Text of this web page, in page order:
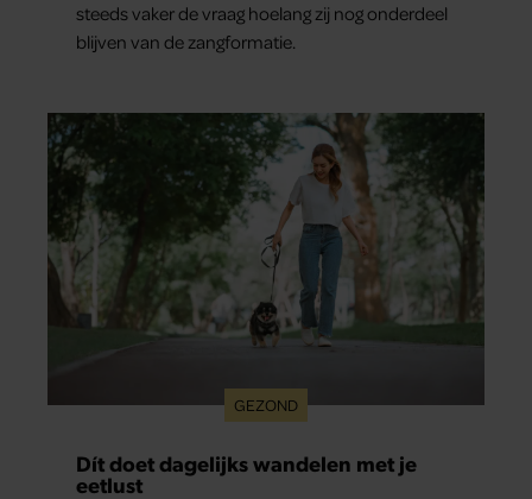
steeds vaker de vraag hoelang zij nog onderdeel
blijven van de zangformatie.
GEZOND
Dít doet dagelijks wandelen met je
eetlust